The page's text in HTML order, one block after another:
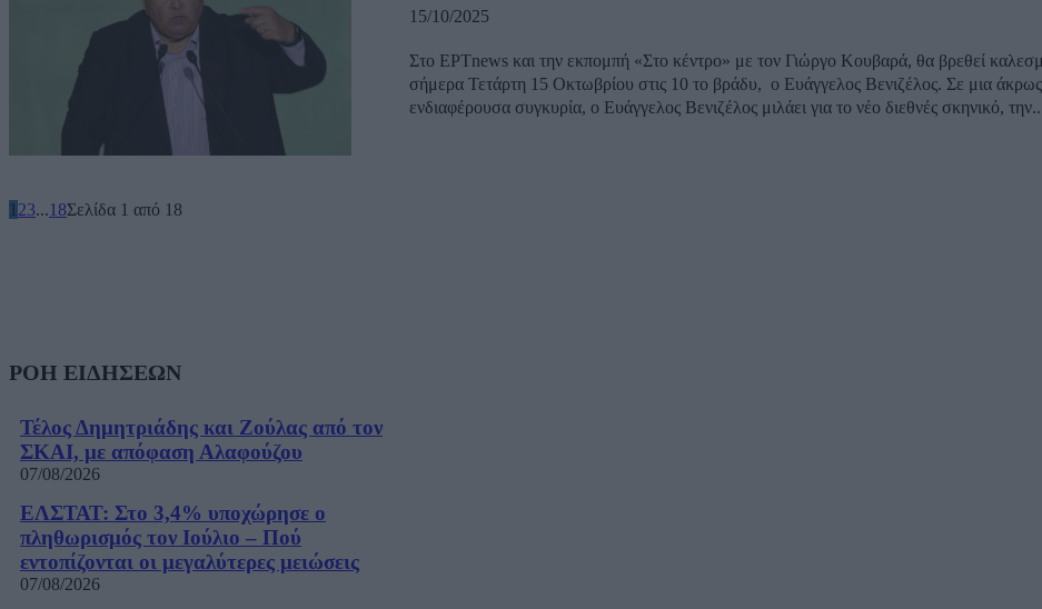
15/10/2025
Στο ΕΡΤnews και την εκπομπή «Στο κέντρο» με τον Γιώργο Κουβαρά, θα βρεθεί
σήμερα Τετάρτη 15 Οκτωβρίου στις 10 το βράδυ, ο Ευάγγελος Βενιζέλος. Σε μια άκρως
ενδιαφέρουσα συγκυρία, ο Ευάγγελος Βενιζέλος μιλάει για το νέο διεθνές σκηνικό,
1 23...18Σελίδα 1 από 18
ΡΟΗ ΕΙΔΗΣΕΩΝ
Τέλος Δημητριάδης και Ζούλας από τον
ΣΚΑΙ, με απόφαση Αλαφούζου
07/08/2026
ΕΛΣΤΑΤ: Στο 3,4% υποχώρησε ο
πληθωρισμός τον Ιούλιο – Πού
εντοπίζονται οι μεγαλύτερες μειώσεις
07/08/2026